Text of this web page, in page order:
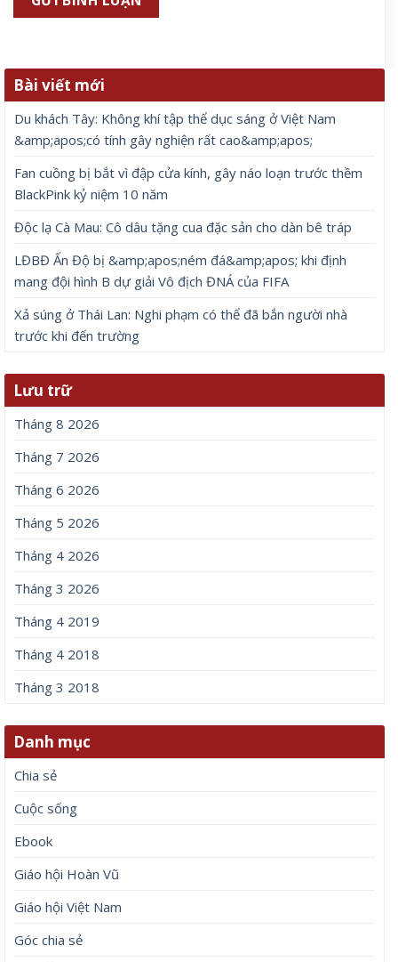
Bài viết mới
Du khách Tây: Không khí tập thể dục sáng ở Việt Nam
&amp;apos;có tính gây nghiện rất cao&amp;apos;
Fan cuồng bị bắt vì đập cửa kính, gây náo loạn trước thềm
BlackPink kỷ niệm 10 năm
Độc lạ Cà Mau: Cô dâu tặng cua đặc sản cho dàn bê tráp
LĐBĐ Ấn Độ bị &amp;apos;ném đá&amp;apos; khi định
mang đội hình B dự giải Vô địch ĐNÁ của FIFA
Xả súng ở Thái Lan: Nghi phạm có thể đã bắn người nhà
trước khi đến trường
Lưu trữ
Tháng 8 2026
Tháng 7 2026
Tháng 6 2026
Tháng 5 2026
Tháng 4 2026
Tháng 3 2026
Tháng 4 2019
Tháng 4 2018
Tháng 3 2018
Danh mục
Chia sẻ
Cuộc sống
Ebook
Giáo hội Hoàn Vũ
Giáo hội Việt Nam
Góc chia sẻ